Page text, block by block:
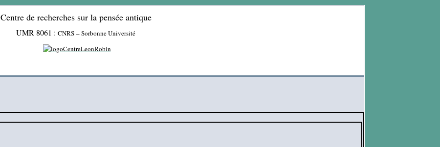
Centre de recherches sur la pensée antique
UMR 8061 : CNRS – Sorbonne Université